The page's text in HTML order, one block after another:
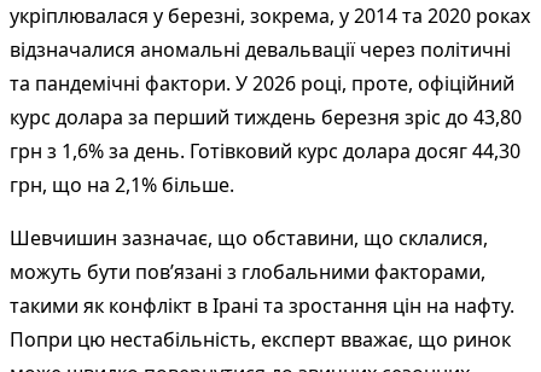
укріплювалася у березні, зокрема, у 2014 та 2020 роках
відзначалися аномальні девальвації через політичні
та пандемічні фактори. У 2026 році, проте, офіційний
курс долара за перший тиждень березня зріс до 43,80
грн з 1,6% за день. Готівковий курс долара досяг 44,30
грн, що на 2,1% більше.
Шевчишин зазначає, що обставини, що склалися,
можуть бути пов’язані з глобальними факторами,
такими як конфлікт в Ірані та зростання цін на нафту.
Попри цю нестабільність, експерт вважає, що ринок